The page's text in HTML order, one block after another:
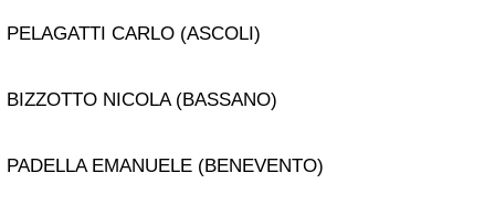
PELAGATTI CARLO (ASCOLI)
BIZZOTTO NICOLA (BASSANO)
PADELLA EMANUELE (BENEVENTO)